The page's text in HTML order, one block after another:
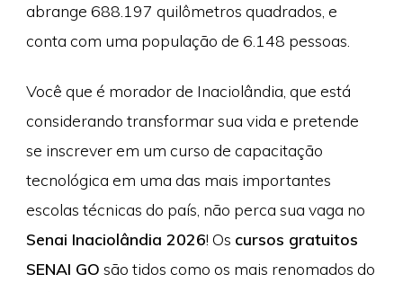
abrange 688.197 quilômetros quadrados, e
conta com uma população de 6.148 pessoas.
Você que é morador de Inaciolândia, que está
considerando transformar sua vida e pretende
se inscrever em um curso de capacitação
tecnológica em uma das mais importantes
escolas técnicas do país, não perca sua vaga no
Senai Inaciolândia 2026! Os cursos gratuitos
SENAI GO são tidos como os mais renomados do